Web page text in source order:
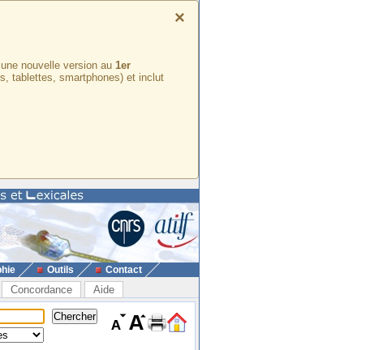
×
nouvelle version au 1er
tablettes, smartphones) et inclut
Outils Contact
Concordance Aide